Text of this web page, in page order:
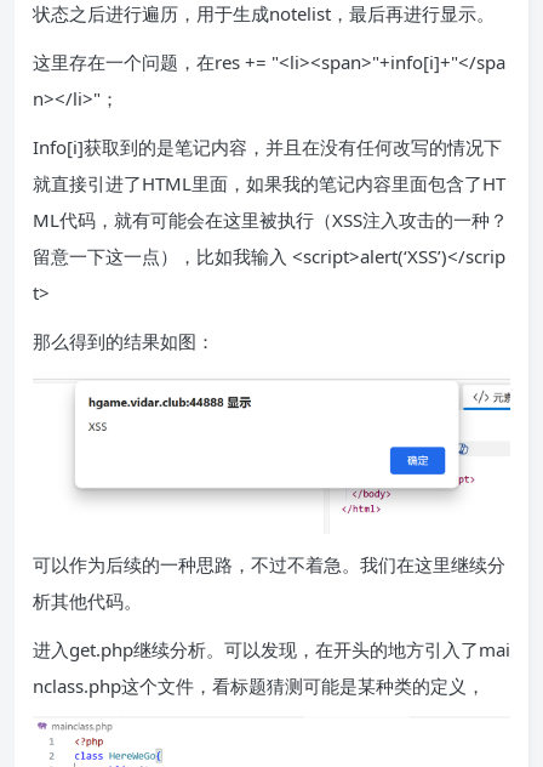
状态之后进行遍历，用于生成notelist，最后再进行显示。
这里存在一个问题，在res += "<li><span>"+info[i]+"</spa
n></li>"；
Info[i]获取到的是笔记内容，并且在没有任何改写的情况下
就直接引进了HTML里面，如果我的笔记内容里面包含了HT
ML代码，就有可能会在这里被执行（XSS注入攻击的一种？
留意一下这一点），比如我输入 <script>alert(‘XSS’)</scrip
t>
那么得到的结果如图：
可以作为后续的一种思路，不过不着急。我们在这里继续分
析其他代码。
进入get.php继续分析。可以发现，在开头的地方引入了mai
nclass.php这个文件，看标题猜测可能是某种类的定义，